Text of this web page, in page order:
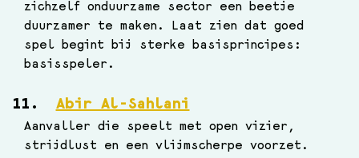
zichzelf onduurzame sector een beetje
duurzamer te maken. Laat zien dat goed
spel begint bij sterke basisprincipes:
basisspeler.
Abir Al-Sahlani
Aanvaller die speelt met open vizier,
strijdlust en een vlijmscherpe voorzet.